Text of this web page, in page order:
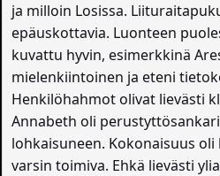
ja milloin Losissa.
epäuskottavia. Luonteen
kuvattu hyvin, esimerkkinä
mielenkiintoinen ja eteni
Henkilöhahmot olivat lievästi
Annabeth oli
lohkaisuneen. Kokonaisuus
varsin toimiva. Ehkä lievästi